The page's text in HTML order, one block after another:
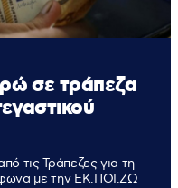
σε τράπεζα
τις Τράπεζες για τη
με την ΕΚ.ΠΟΙ.ΖΩ